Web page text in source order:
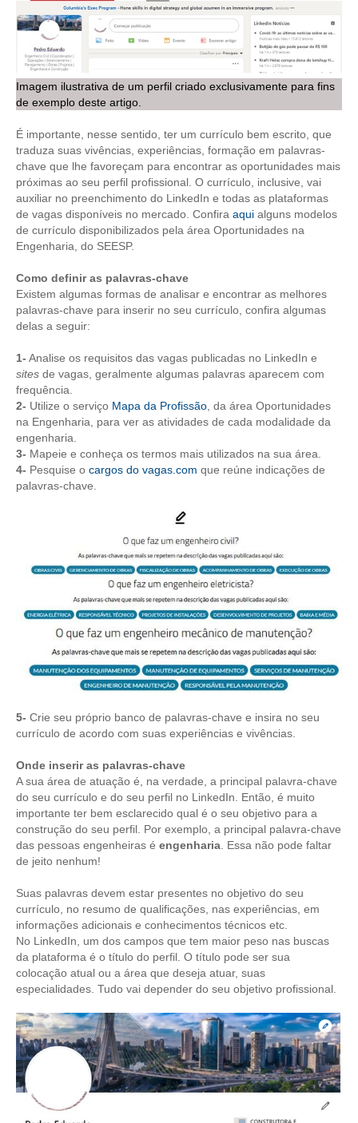
LEI 5.194/1966 – REGULAMENTAÇÃO DA PROFISSÃO
LEI 6.496/1977 – ART
RES 1.002/2002 – CÓDIGO DE ÉTICA
HOMOLOGAÇÕES
PISO SALARIAL
FIQUE POR DENTRO
OPORTUNIDADES
APRESENTAÇÃO
EMPREGO E ESTÁGIO
CARREIRA
NEWSLETTER
GUIA DAS ENGENHARIAS
CONTATO
CURSOS
PLATAFORMAS GRATUITAS
BENEFÍCIOS
APOSENTADORIA
CONVÊNIOS
SEESPPREV
CONSÓRCIOS
CAMPANHAS SALARIAIS
COMUNICAÇÃO
PALAVRA DO MURILO
NOTÍCIAS
CONTEÚDO ESPECIAL
JORNAL DO ENGENHEIRO
AGENDA
SEESP NOTÍCIAS
NOTÍCIAS NO WHATSAPP
FOTOS
Imagem ilustrativa de um perfil criado exclusivamente para fins
de exemplo deste artigo.
É importante, nesse sentido, ter um currículo bem escrito, que
traduza suas vivências, experiências, formação em palavras-
chave que lhe favoreçam para encontrar as oportunidades mais
próximas ao seu perfil profissional. O currículo, inclusive, vai
auxiliar no preenchimento do LinkedIn e todas as plataformas
de vagas disponíveis no mercado. Confira aqui alguns modelos
de currículo disponibilizados pela área Oportunidades na
Engenharia, do SEESP.
Como definir as palavras-chave
Existem algumas formas de analisar e encontrar as melhores
palavras-chave para inserir no seu currículo, confira algumas
delas a seguir:
1- Analise os requisitos das vagas publicadas no LinkedIn e
sites de vagas, geralmente algumas palavras aparecem com
frequência.
2- Utilize o serviço Mapa da Profissão , da área Oportunidades
na Engenharia, para ver as atividades de cada modalidade da
engenharia.
3- Mapeie e conheça os termos mais utilizados na sua área.
4- Pesquise o cargos do vagas.com que reúne indicações de
palavras-chave.
5- Crie seu próprio banco de palavras-chave e insira no seu
currículo de acordo com suas experiências e vivências.
Onde inserir as palavras-chave
A sua área de atuação é, na verdade, a principal palavra-chave
do seu currículo e do seu perfil no LinkedIn. Então, é muito
importante ter bem esclarecido qual é o seu objetivo para a
construção do seu perfil. Por exemplo, a principal palavra-chave
das pessoas engenheiras é engenharia. Essa não pode faltar
de jeito nenhum!
Suas palavras devem estar presentes no objetivo do seu
currículo, no resumo de qualificações, nas experiências, em
informações adicionais e conhecimentos técnicos etc.
No LinkedIn, um dos campos que tem maior peso nas buscas
da plataforma é o título do perfil. O título pode ser sua
colocação atual ou a área que deseja atuar, suas
especialidades. Tudo vai depender do seu objetivo profissional.